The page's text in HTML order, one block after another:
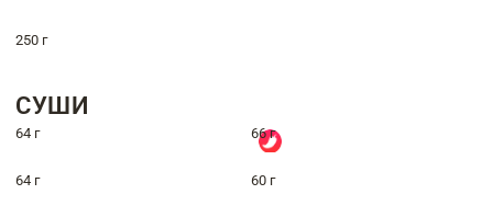
250 г
СУШИ
64 г 66 г
64 г 60 г